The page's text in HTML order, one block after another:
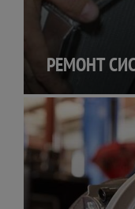
РЕМОНТ